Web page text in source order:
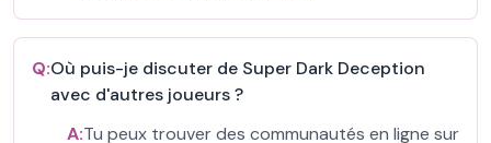
Q:Où puis-je discuter de Super Dark Deception
avec d'autres joueurs ?
A:Tu peux trouver des communautés en ligne sur